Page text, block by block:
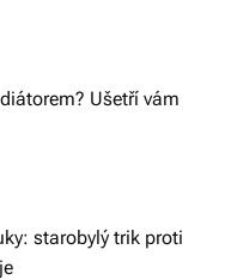
Ušetří vám
starobylý trik proti